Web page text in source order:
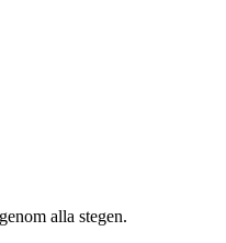
alla stegen.